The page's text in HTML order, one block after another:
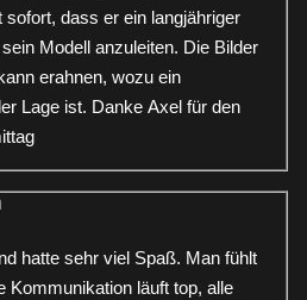
dass er ein langjähriger
Modell anzuleiten. Die Bilder
erahnen, wozu ein
Lage ist. Danke Axel für den
hatte sehr viel Spaß. Man fühlt
Kommunikation läuft top, alle